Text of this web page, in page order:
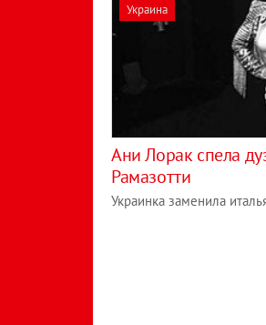
Украина
Ани Лорак спела
Рамазотти
Украинка заменила